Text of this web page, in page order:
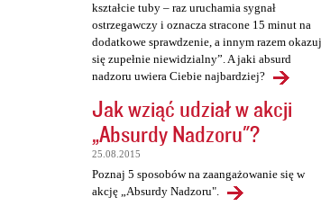
kształcie tuby – raz uruchamia sygnał
ostrzegawczy i oznacza stracone 15 minut na
dodatkowe sprawdzenie, a innym razem
się zupełnie niewidzialny”. A jaki absurd
nadzoru uwiera Ciebie najbardziej?
Jak wziąć udział w akcji
„Absurdy Nadzoru"?
25.08.2015
Poznaj 5 sposobów na zaangażowanie się w
akcję „Absurdy Nadzoru".